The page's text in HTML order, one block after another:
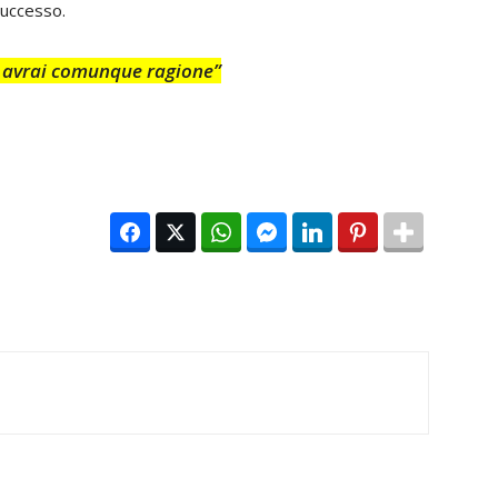
comunque ragione”
FacebookTwitter WhatsAppFacebook Messenger
LinkedIn Pinterest